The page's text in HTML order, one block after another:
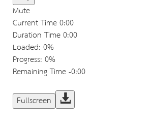
Mute
Current Time0:00
Duration Time0:00
Loaded: 0%
Progress: 0%
Remaining Time-0:00
Fullscreen